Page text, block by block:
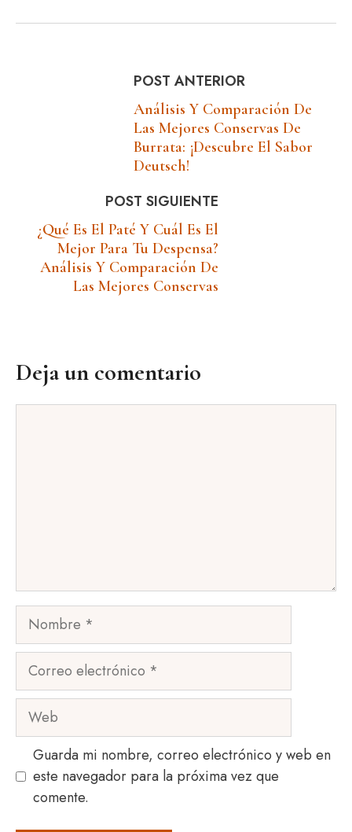
POST ANTERIOR
Análisis Y Comparación De
Las Mejores Conservas De
Burrata: ¡Descubre El Sabor
Deutsch!
POST SIGUIENTE
¿Qué Es El Paté Y Cuál Es El
Mejor Para Tu Despensa?
Análisis Y Comparación De
Las Mejores Conservas
Deja un comentario
Nombre
Correo
Web
Guarda mi nombre, correo electrónico y web en
este navegador para la próxima vez que
comente.